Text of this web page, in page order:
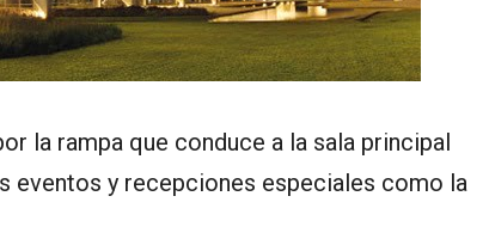
la rampa que conduce a la sala principal
eventos y recepciones especiales como la